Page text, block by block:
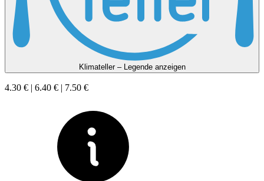
Klimateller – Legende anzeigen
4.30 € | 6.40 € | 7.50 €